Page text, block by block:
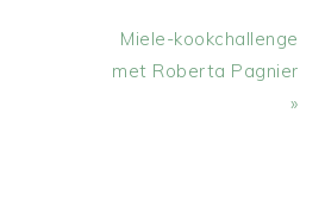
Volgend
bericht:
Miele-kookchallenge
met Roberta Pagnier
»